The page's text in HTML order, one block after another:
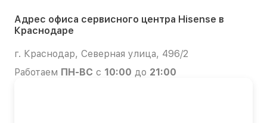
Адрес офиса сервисного центра Hisense в
Краснодаре
г. Краснодар, Северная улица, 496/2
Работаем ПН-ВС с 10:00 до 21:00